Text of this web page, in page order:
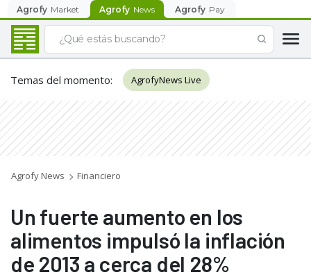
Agrofy Market Agrofy News Agrofy Pay
Temas del momento: AgrofyNews Live
Agrofy News Financiero
Un fuerte aumento en los
alimentos impulsó la inflación
de 2013 a cerca del 28%